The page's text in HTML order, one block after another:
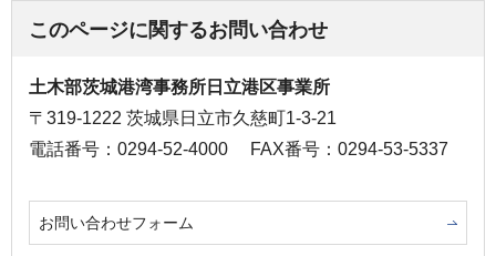
このページに関するお問い合わせ
土木部茨城港湾事務所日立港区事業所
〒319-1222 茨城県日立市久慈町1-3-21
電話番号：0294-52-4000
FAX番号：0294-53-5337
お問い合わせフォーム